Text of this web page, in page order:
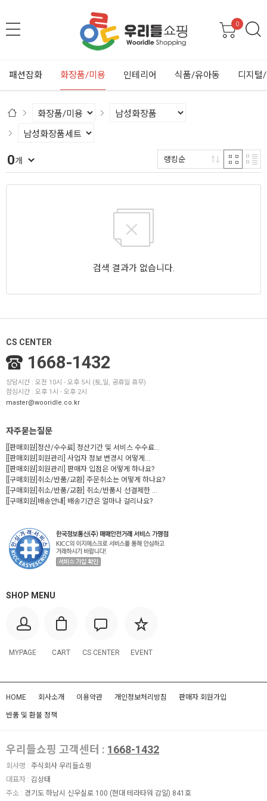
0
패션잡화 화장품/미용 인테리어 식품/유아동 디지털
0개 랭킹순
검색 결과가 없습니다.
CS CENTER
1668-1432
상담시간 : 오전 10시 - 오후 5시 (토,일, 공휴일 휴무)
점심시간 : 오후 1시 - 오후 2시
master@wooridle.co.kr
자주묻는질문
[[판매회원]정산/수수료] 정산기간 및 서비스 수수료...
[[판매회원]회원관리] 사업자 정보 변경시 어떻게...
[[판매회원]회원관리] 판매자 입점은 어떻게 하나요?
[[구매회원]취소/반품/교환] 주문취소는 어떻게 하나요?
[[구매회원]취소/반품/교환] 취소/반품시 선결제한 ...
[[구매회원]배송안내] 배송기간은 얼마나 걸리나요?
SHOP MENU
MYPAGE CART CS CENTER EVENT
HOME 회사소개 이용약관 개인정보처리방침 판매자 회원가입
반품 및 환불 정책
우리들쇼핑 고객센터 : 1668-1432
회사명 : 주식회사 우리들쇼핑
대표자 : 김상태
주소 : 경기도 하남시 신우실로 100 (현대 테라타워 감일) 841호